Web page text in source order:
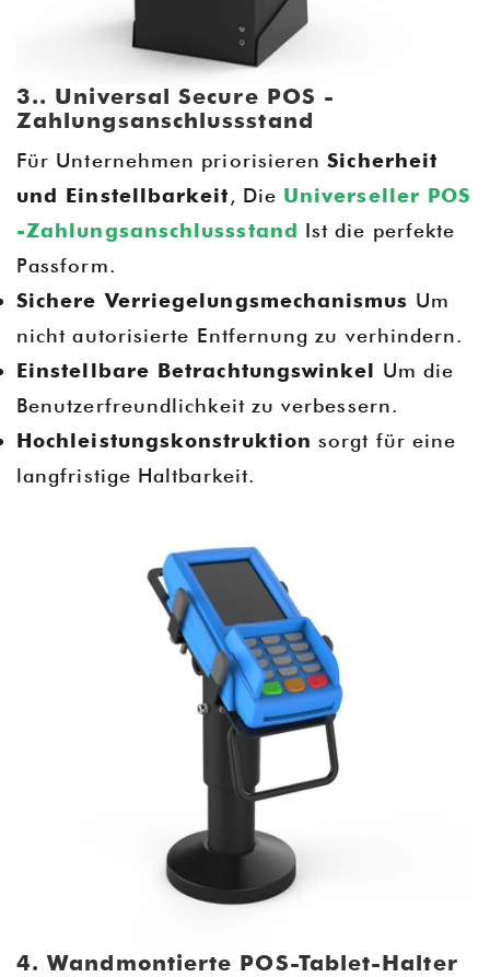
3.. Universal Secure POS -
Zahlungsanschlussstand
Für Unternehmen priorisierenSicherheit
und Einstellbarkeit, Die Universeller POS
-Zahlungsanschlussstand Ist die perfekte
Passform.
Sichere Verriegelungsmechanismus Um
nicht autorisierte Entfernung zu verhindern.
Einstellbare Betrachtungswinkel Um die
Benutzerfreundlichkeit zu verbessern.
Hochleistungskonstruktion sorgt für eine
langfristige Haltbarkeit.
4. Wandmontierte POS-Tablet-Halter